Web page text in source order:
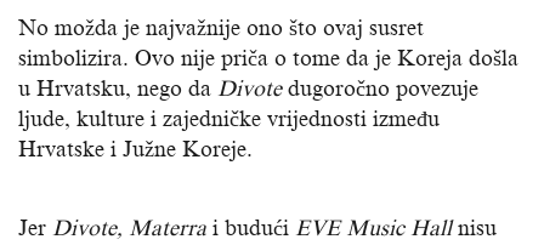
No možda je najvažnije ono što ovaj susret
simbolizira. Ovo nije priča o tome da je Koreja došla
u Hrvatsku, nego da Divotedugoročno povezuje
ljude, kulture i zajedničke vrijednosti između
Hrvatske i Južne Koreje.
Jer Divote, Materra i budući EVE Music Hallnisu